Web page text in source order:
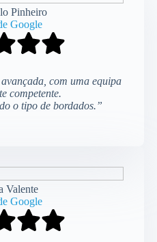
Pinheiro
Google
com uma equipa
competente.
o tipo de bordados.”
Valente
Google